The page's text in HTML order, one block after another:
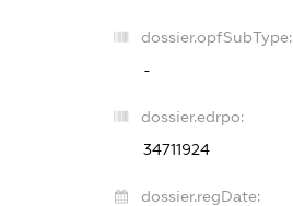
dossier.opfSubType:
-
dossier.edrpo:
34711924
dossier.regDate: